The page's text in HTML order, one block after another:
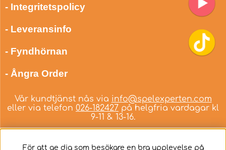
- Integritetspolicy
- Leveransinfo
- Fyndhörnan
- Ångra Order
Vår kundtjänst nås via info@spelexperten.com
eller via telefon 026-182427 på helgfria vardagar kl
9-11 & 13-16.
För att ge dig som besökare en bra upplevelse på